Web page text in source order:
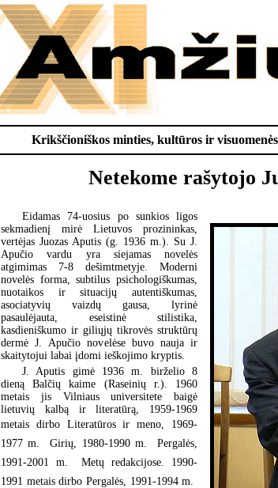
Krikščioniškos minties, kultūros ir
Netekome rašytojo
Eidamas 74-uosius po sunkios ligos
sekmadienį mirė Lietuvos prozininkas,
vertėjas Juozas Aputis (g. 1936 m.). Su J.
Apučio vardu yra siejamas novelės
atgimimas 7-8 dešimtmetyje. Moderni
novelės forma, subtilus psichologiškumas,
nuotaikos ir situacijų autentiškumas,
asociatyvių vaizdų gausa, lyrinė
pasaulėjauta, eseistinė stilistika,
kasdieniškumo ir giliųjų tikrovės struktūrų
dermė J. Apučio novelėse buvo nauja ir
skaitytojui labai įdomi ieškojimo kryptis.
J. Aputis gimė 1936 m. birželio 8
dieną Balčių kaime (Raseinių r.). 1960
metais jis Vilniaus universitete baigė
lietuvių kalbą ir literatūrą, 1959-1969
metais dirbo Literatūros ir meno, 1969-
1977 m.  Girių, 1980-1990 m.  Pergalės,
1991-2001 m.  Metų redakcijose. 1990-
1991 metais dirbo Pergalės, 1991-1994 m. 